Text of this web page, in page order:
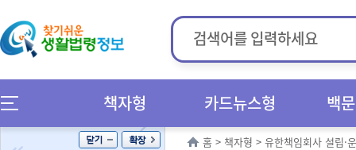
책자형 카드뉴스형 백
홈 > 책자형 > 유한책임회사 설립·